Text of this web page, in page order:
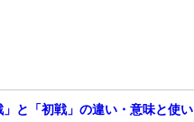
」と「初戦」の違い・意味と使い